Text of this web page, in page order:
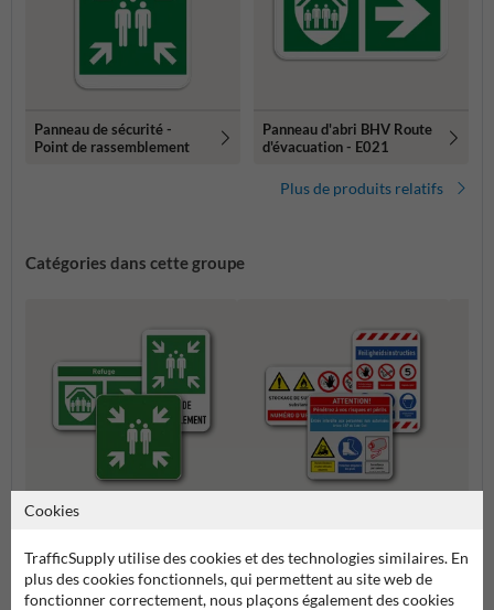
Panneau de sécurité -
Point de rassemblement
Panneau d'abri BHV Route
d'évacuation - E021
Plus de produits relatifs
Catégories dans cette groupe
Cookies
TrafficSupply utilise des cookies et des technologies similaires. En
plus des cookies fonctionnels, qui permettent au site web de
fonctionner correctement, nous plaçons également des cookies